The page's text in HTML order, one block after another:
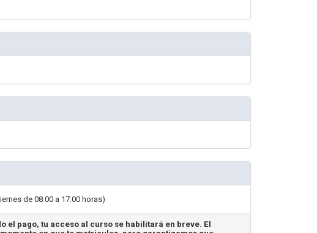
de 08:00 a 17:00 horas)
el pago, tu acceso al curso se habilitará en breve. El